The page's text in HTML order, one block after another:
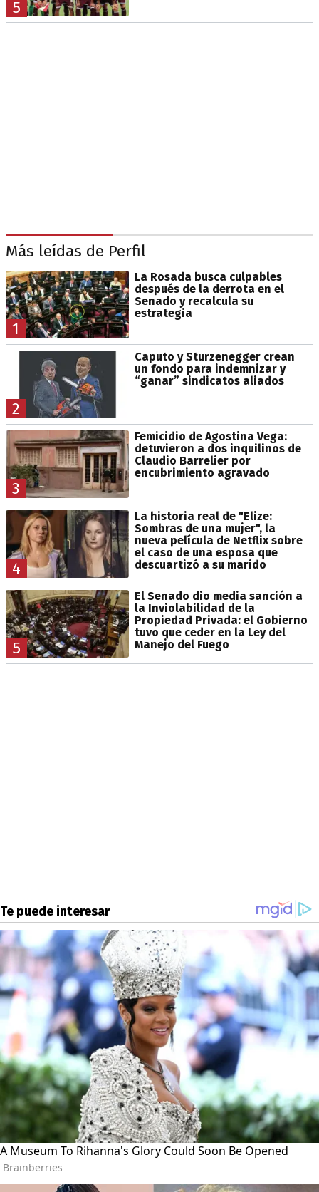
5
Más leídas de Perfil
1
La Rosada busca culpables
después de la derrota en el
Senado y recalcula su
estrategia
2
Caputo y Sturzenegger crean
un fondo para indemnizar y
“ganar” sindicatos aliados
3
Femicidio de Agostina Vega:
detuvieron a dos inquilinos de
Claudio Barrelier por
encubrimiento agravado
4
La historia real de "Elize:
Sombras de una mujer", la
nueva película de Netflix sobre
el caso de una esposa que
descuartizó a su marido
5
El Senado dio media sanción a
la Inviolabilidad de la
Propiedad Privada: el Gobierno
tuvo que ceder en la Ley del
Manejo del Fuego